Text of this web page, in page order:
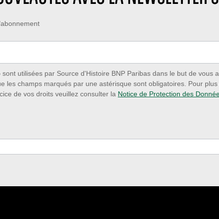
utilisées par Source d'Histoire BNP Paribas dans le but de vous
les champs marqués par une astérisque sont obligatoires. Pour
de vos droits veuillez consulter la Notice de Protection des